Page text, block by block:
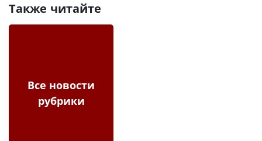
Также читайте
Все новости
рубрики